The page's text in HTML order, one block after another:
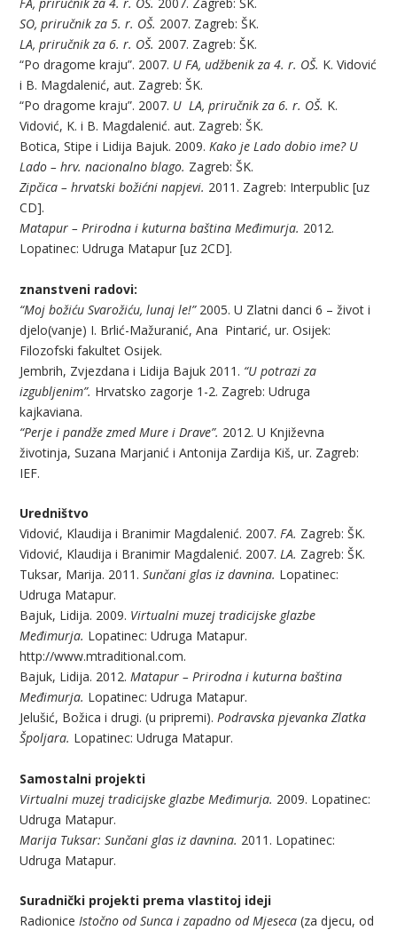
FA, priručnik za 4. r. OŠ. 2007. Zagreb: ŠK.
SO, priručnik za 5. r. OŠ. 2007. Zagreb: ŠK.
LA, priručnik za 6. r. OŠ. 2007. Zagreb: ŠK.
“Po dragome kraju”. 2007. U FA, udžbenik za 4. r. OŠ. K. Vidović
i B. Magdalenić, aut. Zagreb: ŠK.
“Po dragome kraju”. 2007. U LA, priručnik za 6. r. OŠ. K.
Vidović, K. i B. Magdalenić. aut. Zagreb: ŠK.
Botica, Stipe i Lidija Bajuk. 2009.Kako je Lado dobio ime? U
Lado – hrv. nacionalno blago. Zagreb: ŠK.
Zipčica – hrvatski božićni napjevi. 2011. Zagreb: Interpublic [uz
CD].
Matapur – Prirodna i kuturna baština Međimurja. 2012.
Lopatinec: Udruga Matapur [uz 2CD].
znanstveni radovi:
“Moj božiću Svarožiću, lunaj le!” 2005. U Zlatni danci 6 – život i
djelo(vanje) I. Brlić-Mažuranić, Ana Pintarić, ur. Osijek:
Filozofski fakultet Osijek.
Jembrih, Zvjezdana i Lidija Bajuk 2011. “U potrazi za
izgubljenim”. Hrvatsko zagorje 1-2. Zagreb: Udruga
kajkaviana.
“Perje i pandže zmed Mure i Drave”. 2012. U Književna
životinja, Suzana Marjanić i Antonija Zardija Kiš, ur. Zagreb:
IEF.
Uredništvo
Vidović, Klaudija i Branimir Magdalenić. 2007.FA. Zagreb: ŠK.
Vidović, Klaudija i Branimir Magdalenić. 2007.LA. Zagreb: ŠK.
Tuksar, Marija. 2011.Sunčani glas iz davnina. Lopatinec:
Udruga Matapur.
Bajuk, Lidija. 2009. Virtualni muzej tradicijske glazbe
Međimurja. Lopatinec: Udruga Matapur.
http://www.mtraditional.com.
Bajuk, Lidija. 2012.Matapur – Prirodna i kuturna baština
Međimurja. Lopatinec: Udruga Matapur.
Jelušić, Božica i drugi. (u pripremi).Podravska pjevanka Zlatka
Špoljara. Lopatinec: Udruga Matapur.
Samostalni projekti
Virtualni muzej tradicijske glazbe Međimurja. 2009. Lopatinec:
Udruga Matapur.
Marija Tuksar: Sunčani glas iz davnina. 2011. Lopatinec:
Udruga Matapur.
Suradnički projekti prema vlastitoj ideji
RadioniceIstočno od Sunca i zapadno od Mjeseca(za djecu, od